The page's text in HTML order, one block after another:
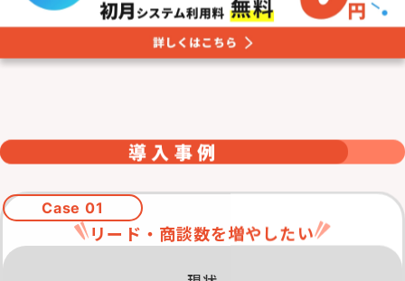
導入事例
Case 01
リード・商談数を増やしたい